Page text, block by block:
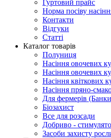
Гуртовий прайс
Норма посіву
Контакти
Відгуки
Статті
Каталог товарів
Полуниця
Насіння овочевих
Насіння овочевих
Насіння квіткових
Насіння пряно-
Для фермерів
Біозахист
Все для розсади
Добриво -
Засоби захисту